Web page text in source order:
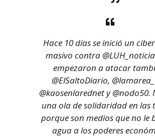
Hace 10 días se inició un
masivo contra
empezaron a atacar
@ElSaltoDiario,
@kaosenlarednety@nodo50.
una ola de solidaridad en las
porque son medios que no le
agua a los poderes